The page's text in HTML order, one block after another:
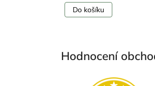
Do košíku
Hodnocení